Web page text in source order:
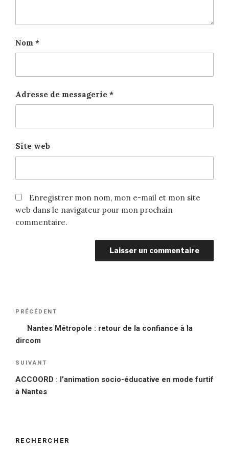
Nom *
Adresse de messagerie *
Site web
Enregistrer mon nom, mon e-mail et mon site
web dans le navigateur pour mon prochain
commentaire.
Navigation
l’article
Article
précédent
PRÉCÉDENT
Nantes Métropole : retour de la confiance à la
dircom
Article
suivant
SUIVANT
ACCOORD : l’animation socio-éducative en mode furtif
à Nantes
RECHERCHER